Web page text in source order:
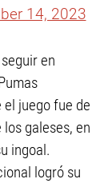
14, 2023
en
juego fue de
galeses, en
ingoal.
logró su